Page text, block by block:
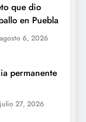
que dio
en Puebla
agosto 6, 2026
permanente
julio 27, 2026